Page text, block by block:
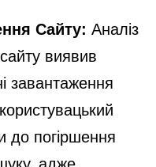
Сайту: Аналіз
виявив
завантаження
до погіршення